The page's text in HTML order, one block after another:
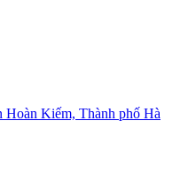
Kiếm, Thành phố Hà